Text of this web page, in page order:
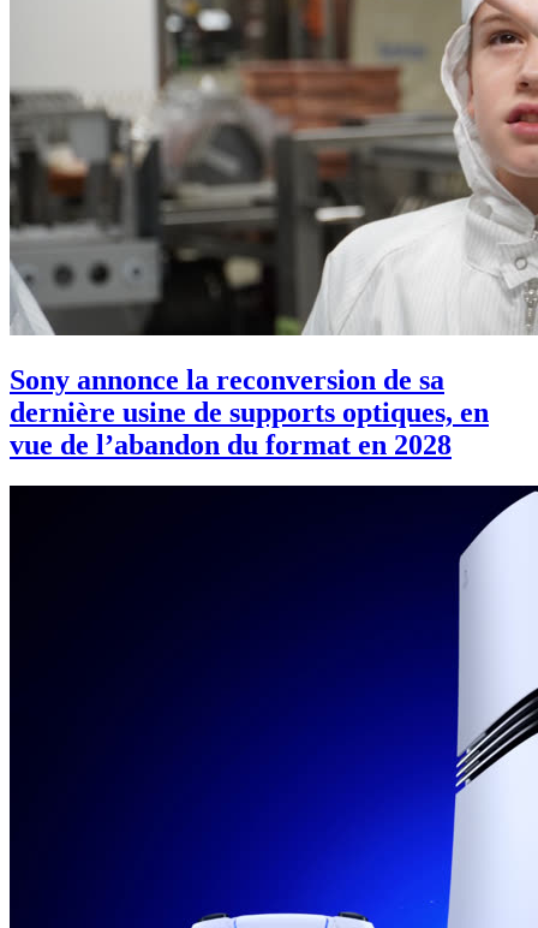
Sony annonce la reconversion de sa
dernière usine de supports optiques, en
vue de l’abandon du format en 2028